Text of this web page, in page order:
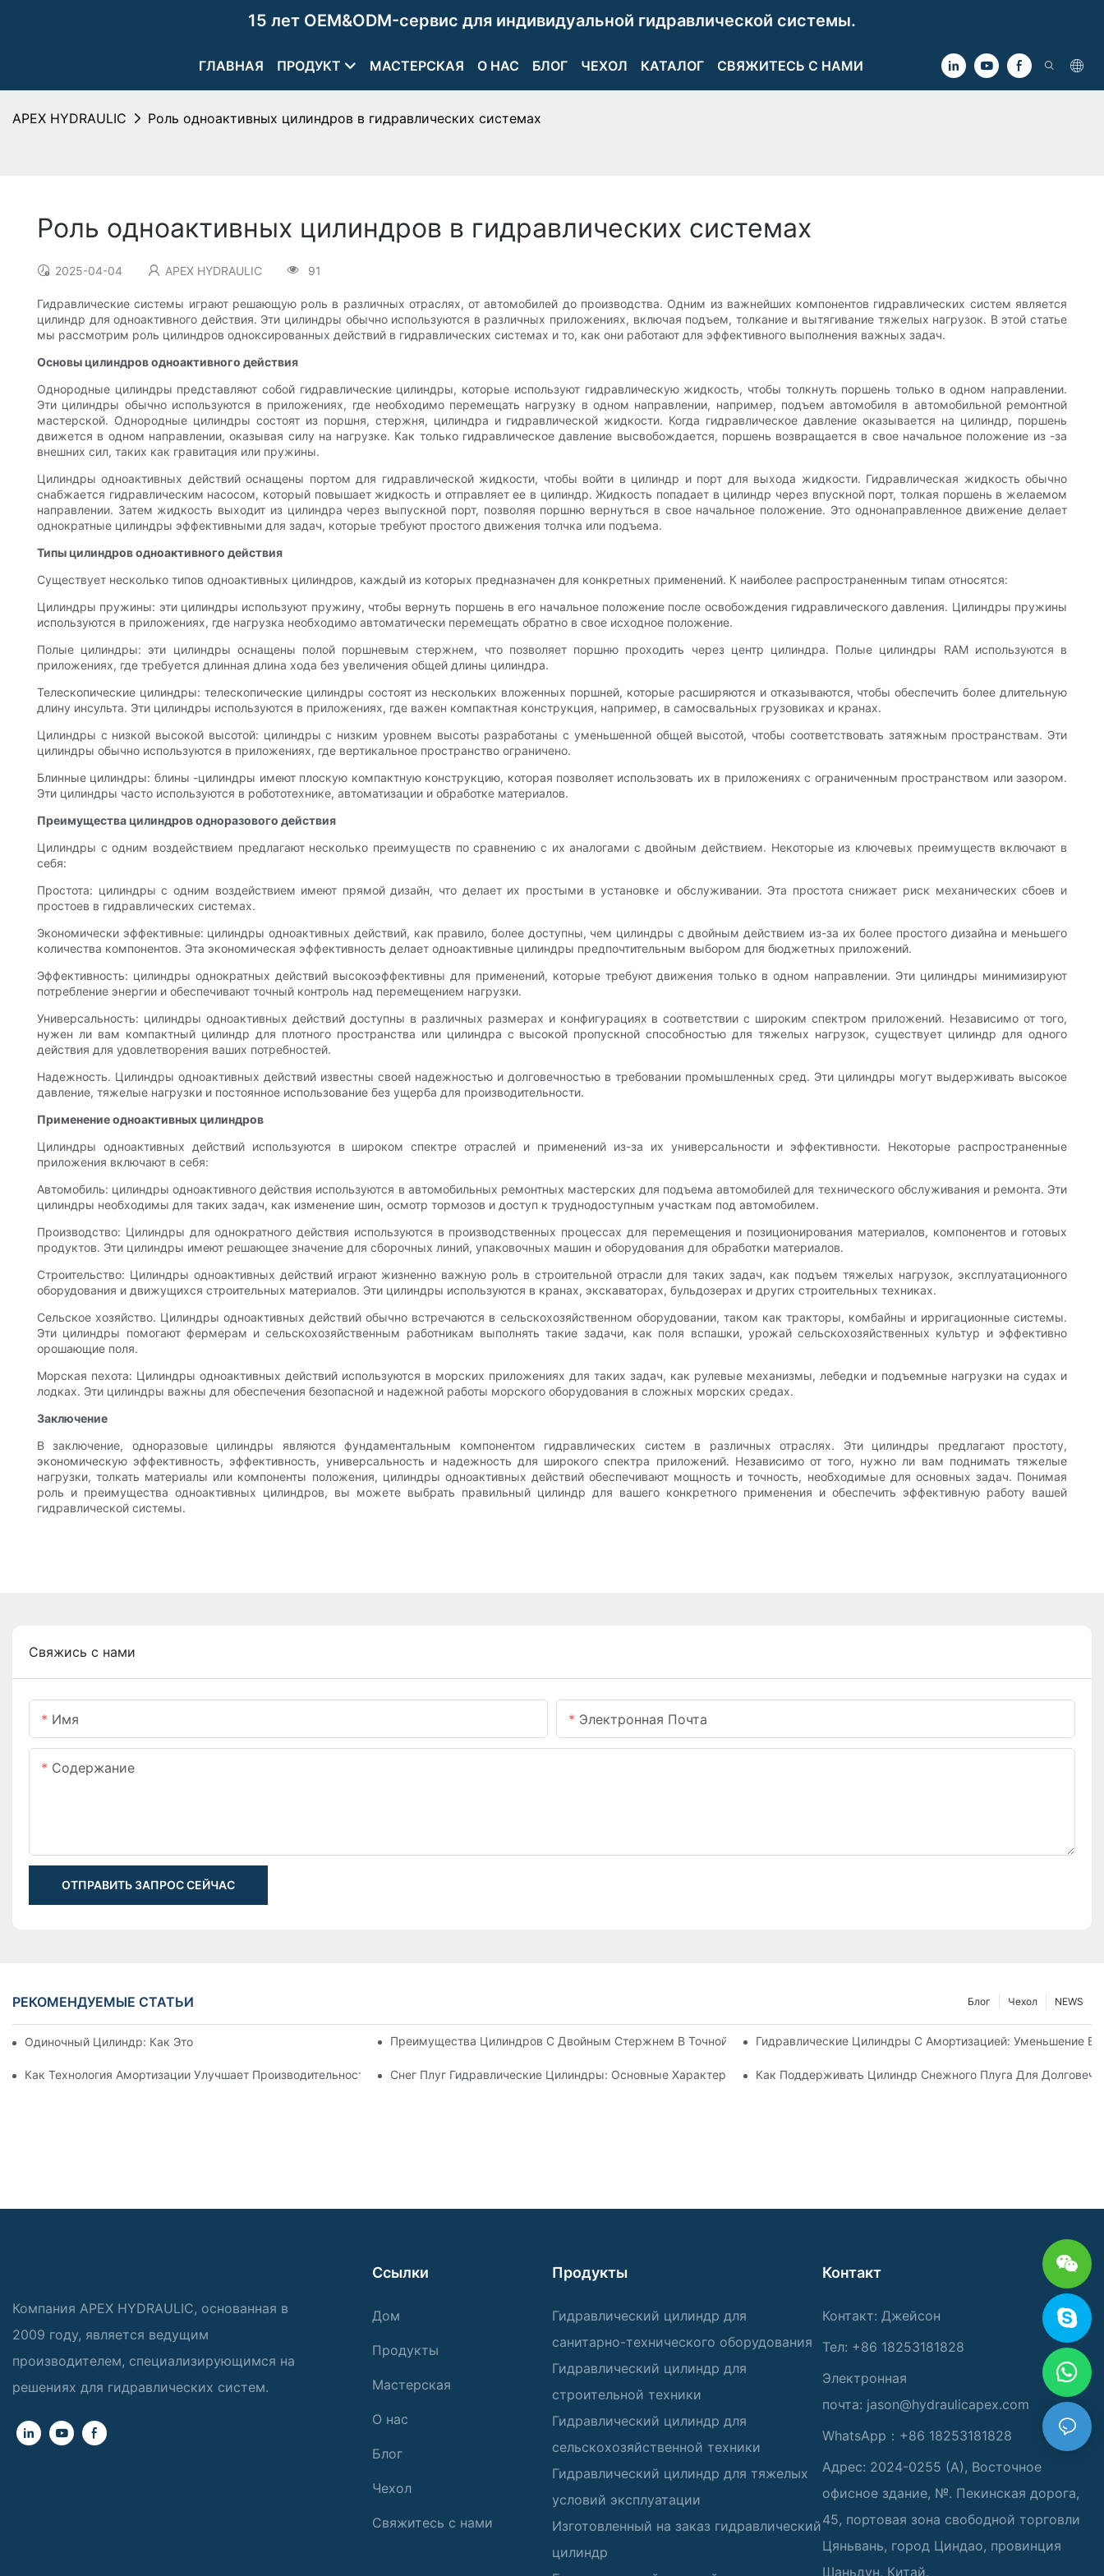
15 лет OEM&ODM-сервис для индивидуальной гидравлической системы.
ГЛАВНАЯ ПРОДУКТ МАСТЕРСКАЯ О НАС БЛОГ ЧЕХОЛ КАТАЛОГ СВЯЖИТЕСЬ С НАМИ
APEX HYDRAULIC Роль одноактивных цилиндров в гидравлических системах
Роль одноактивных цилиндров в гидравлических системах
2025-04-04 APEX HYDRAULIC 91
Гидравлические системы играют решающую роль в различных отраслях, от автомобилей до производства. Одним из важнейших компонентов гидравлических систем является
цилиндр для одноактивного действия. Эти цилиндры обычно используются в различных приложениях, включая подъем, толкание и вытягивание тяжелых нагрузок. В этой статье
мы рассмотрим роль цилиндров одноксированных действий в гидравлических системах и то, как они работают для эффективного выполнения важных задач.
Основы цилиндров одноактивного действия
Однородные цилиндры представляют собой гидравлические цилиндры, которые используют гидравлическую жидкость, чтобы толкнуть поршень только в одном направлении.
Эти цилиндры обычно используются в приложениях, где необходимо перемещать нагрузку в одном направлении, например, подъем автомобиля в автомобильной ремонтной
мастерской. Однородные цилиндры состоят из поршня, стержня, цилиндра и гидравлической жидкости. Когда гидравлическое давление оказывается на цилиндр, поршень
движется в одном направлении, оказывая силу на нагрузке. Как только гидравлическое давление высвобождается, поршень возвращается в свое начальное положение из -за
внешних сил, таких как гравитация или пружины.
Цилиндры одноактивных действий оснащены портом для гидравлической жидкости, чтобы войти в цилиндр и порт для выхода жидкости. Гидравлическая жидкость обычно
снабжается гидравлическим насосом, который повышает жидкость и отправляет ее в цилиндр. Жидкость попадает в цилиндр через впускной порт, толкая поршень в желаемом
направлении. Затем жидкость выходит из цилиндра через выпускной порт, позволяя поршню вернуться в свое начальное положение. Это однонаправленное движение делает
однократные цилиндры эффективными для задач, которые требуют простого движения толчка или подъема.
Типы цилиндров одноактивного действия
Существует несколько типов одноактивных цилиндров, каждый из которых предназначен для конкретных применений. К наиболее распространенным типам относятся:
Цилиндры пружины: эти цилиндры используют пружину, чтобы вернуть поршень в его начальное положение после освобождения гидравлического давления. Цилиндры пружины
используются в приложениях, где нагрузка необходимо автоматически перемещать обратно в свое исходное положение.
Полые цилиндры: эти цилиндры оснащены полой поршневым стержнем, что позволяет поршню проходить через центр цилиндра. Полые цилиндры RAM используются в
приложениях, где требуется длинная длина хода без увеличения общей длины цилиндра.
Телескопические цилиндры: телескопические цилиндры состоят из нескольких вложенных поршней, которые расширяются и отказываются, чтобы обеспечить более длительную
длину инсульта. Эти цилиндры используются в приложениях, где важен компактная конструкция, например, в самосвальных грузовиках и кранах.
Цилиндры с низкой высокой высотой: цилиндры с низким уровнем высоты разработаны с уменьшенной общей высотой, чтобы соответствовать затяжным пространствам. Эти
цилиндры обычно используются в приложениях, где вертикальное пространство ограничено.
Блинные цилиндры: блины -цилиндры имеют плоскую компактную конструкцию, которая позволяет использовать их в приложениях с ограниченным пространством или зазором.
Эти цилиндры часто используются в робототехнике, автоматизации и обработке материалов.
Преимущества цилиндров одноразового действия
Цилиндры с одним воздействием предлагают несколько преимуществ по сравнению с их аналогами с двойным действием. Некоторые из ключевых преимуществ включают в
себя:
Простота: цилиндры с одним воздействием имеют прямой дизайн, что делает их простыми в установке и обслуживании. Эта простота снижает риск механических сбоев и
простоев в гидравлических системах.
Экономически эффективные: цилиндры одноактивных действий, как правило, более доступны, чем цилиндры с двойным действием из-за их более простого дизайна и меньшего
количества компонентов. Эта экономическая эффективность делает одноактивные цилиндры предпочтительным выбором для бюджетных приложений.
Эффективность: цилиндры однократных действий высокоэффективны для применений, которые требуют движения только в одном направлении. Эти цилиндры минимизируют
потребление энергии и обеспечивают точный контроль над перемещением нагрузки.
Универсальность: цилиндры одноактивных действий доступны в различных размерах и конфигурациях в соответствии с широким спектром приложений. Независимо от того,
нужен ли вам компактный цилиндр для плотного пространства или цилиндра с высокой пропускной способностью для тяжелых нагрузок, существует цилиндр для одного
действия для удовлетворения ваших потребностей.
Надежность. Цилиндры одноактивных действий известны своей надежностью и долговечностью в требовании промышленных сред. Эти цилиндры могут выдерживать высокое
давление, тяжелые нагрузки и постоянное использование без ущерба для производительности.
Применение одноактивных цилиндров
Цилиндры одноактивных действий используются в широком спектре отраслей и применений из-за их универсальности и эффективности. Некоторые распространенные
приложения включают в себя:
Автомобиль: цилиндры одноактивного действия используются в автомобильных ремонтных мастерских для подъема автомобилей для технического обслуживания и ремонта. Эти
цилиндры необходимы для таких задач, как изменение шин, осмотр тормозов и доступ к труднодоступным участкам под автомобилем.
Производство: Цилиндры для однократного действия используются в производственных процессах для перемещения и позиционирования материалов, компонентов и готовых
продуктов. Эти цилиндры имеют решающее значение для сборочных линий, упаковочных машин и оборудования для обработки материалов.
Строительство: Цилиндры одноактивных действий играют жизненно важную роль в строительной отрасли для таких задач, как подъем тяжелых нагрузок, эксплуатационного
оборудования и движущихся строительных материалов. Эти цилиндры используются в кранах, экскаваторах, бульдозерах и других строительных техниках.
Сельское хозяйство. Цилиндры одноактивных действий обычно встречаются в сельскохозяйственном оборудовании, таком как тракторы, комбайны и ирригационные системы.
Эти цилиндры помогают фермерам и сельскохозяйственным работникам выполнять такие задачи, как поля вспашки, урожай сельскохозяйственных культур и эффективно
орошающие поля.
Морская пехота: Цилиндры одноактивных действий используются в морских приложениях для таких задач, как рулевые механизмы, лебедки и подъемные нагрузки на судах и
лодках. Эти цилиндры важны для обеспечения безопасной и надежной работы морского оборудования в сложных морских средах.
Заключение
В заключение, одноразовые цилиндры являются фундаментальным компонентом гидравлических систем в различных отраслях. Эти цилиндры предлагают простоту,
экономическую эффективность, эффективность, универсальность и надежность для широкого спектра приложений. Независимо от того, нужно ли вам поднимать тяжелые
нагрузки, толкать материалы или компоненты положения, цилиндры одноактивных действий обеспечивают мощность и точность, необходимые для основных задач. Понимая
роль и преимущества одноактивных цилиндров, вы можете выбрать правильный цилиндр для вашего конкретного применения и обеспечить эффективную работу вашей
гидравлической системы.
Свяжись с нами
Имя Электронная Почта
Содержание
ОТПРАВИТЬ ЗАПРОС СЕЙЧАС
РЕКОМЕНДУЕМЫЕ СТАТЬИ NEWS
Чехол
Блог
Одиночный Цилиндр: Как Это Работает & Общие Приложения Преимущества Цилиндров С Двойным Стержнем В Точной МашинеГидравлические Цилиндры С Амортизацией: Уменьшение
Как Технология Амортизации Улучшает Производительность Гидравлического ЦилиндраСнег Плуг Гидравлические Цилиндры: Основные Характеристики Для Суровых Зимних Условиях
Как Поддерживать Цилиндр Снежного Плуга Для
Компания APEX HYDRAULIC, основанная в
2009 году, является ведущим
производителем, специализирующимся на
решениях для гидравлических систем.
Ссылки
Дом
Продукты
Мастерская
О нас
Блог
Чехол
Свяжитесь с нами
Продукты
Гидравлический цилиндр для
санитарно-технического оборудования
Гидравлический цилиндр для
строительной техники
Гидравлический цилиндр для
сельскохозяйственной техники
Гидравлический цилиндр для тяжелых
условий эксплуатации
Изготовленный на заказ гидравлический
цилиндр
Контакт
Контакт: Джейсон
Тел: +86 18253181828
Электронная
почта: jason@hydraulicapex.com
WhatsApp：+86 18253181828
Адрес: 2024-0255 (А), Восточное
офисное здание, №. Пекинская дорога,
45, портовая зона свободной торговли
Цяньвань, город Циндао, провинция
Шаньдун, Китай.